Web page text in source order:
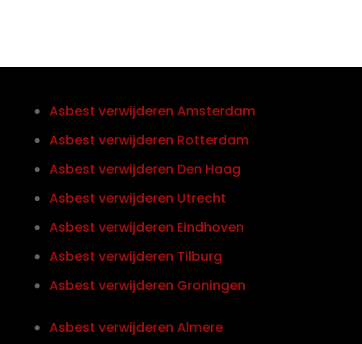
Asbest verwijderen Amsterdam
Asbest verwijderen Rotterdam
Asbest verwijderen Den Haag
Asbest verwijderen Utrecht
Asbest verwijderen Eindhoven
Asbest verwijderen Tilburg
Asbest verwijderen Groningen
Asbest verwijderen Almere